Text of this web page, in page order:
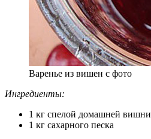
Варенье из вишен с фото
Ингредиенты:
1 кг спелой домашней вишни
1 кг сахарного песка